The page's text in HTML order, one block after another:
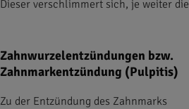
Dieser verschlimmert sich, je weiter
Zahnwurzelentzündungen bzw.
Zahnmarkentzündung (Pulpitis)
Zu der Entzündung des Zahnmarks